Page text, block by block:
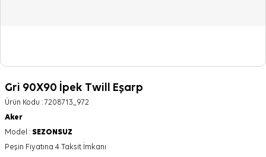
Gri 90X90 İpek Twill Eşarp
Ürün Kodu :7208713_972
Aker
Model : SEZONSUZ
Peşin Fiyatına 4 Taksit İmkanı